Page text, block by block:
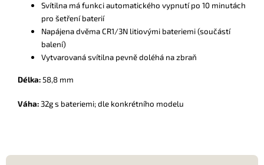
Svítilna má funkci automatického vypnutí po 10 minutách
pro šetření baterií
Napájena dvěma CR1/3N litiovými bateriemi (součástí
balení)
Vytvarovaná svítilna pevně doléhá na zbraň
Délka: 58,8 mm
Váha: 32g s bateriemi; dle konkrétního modelu